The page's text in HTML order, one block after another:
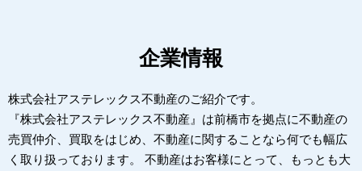
企業情報
株式会社アステレックス不動産のご紹介です。
『株式会社アステレックス不動産』は前橋市を拠点に不動産の
売買仲介、買取をはじめ、不動産に関することなら何でも幅広
く取り扱っております。 不動産はお客様にとって、もっとも大